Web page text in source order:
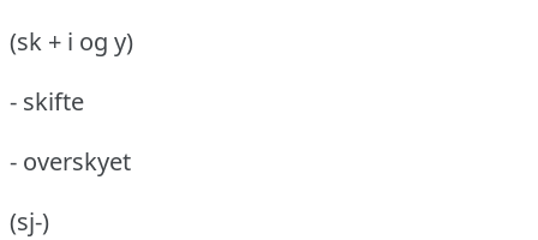
(sk + i og y)
- skifte
- overskyet
(sj-)